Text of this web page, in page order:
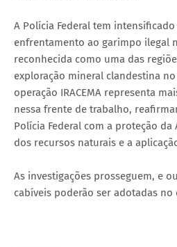
A Polícia Federal tem
enfrentamento ao garimpo ilegal
reconhecida como uma das
exploração mineral clandestina
operação IRACEMA representa
nessa frente de trabalho,
Polícia Federal com a proteção da
dos recursos naturais e a
As investigações prosseguem, e
cabíveis poderão ser adotadas